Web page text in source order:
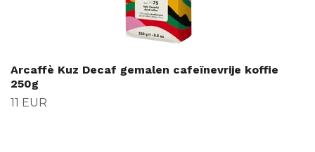
Arcaffè Kuz Decaf gemalen cafeïnevrije koffie
250g
11 EUR